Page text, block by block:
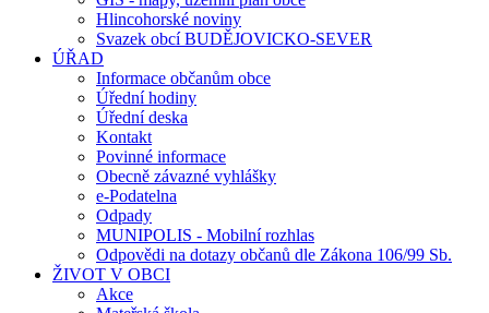
Hlincohorské noviny
Svazek obcí BUDĚJOVICKO-SEVER
ÚŘAD
Informace občanům obce
Úřední hodiny
Úřední deska
Kontakt
Povinné informace
Obecně závazné vyhlášky
e-Podatelna
Odpady
MUNIPOLIS - Mobilní rozhlas
Odpovědi na dotazy občanů dle Zákona 106/99 Sb.
ŽIVOT V OBCI
Akce